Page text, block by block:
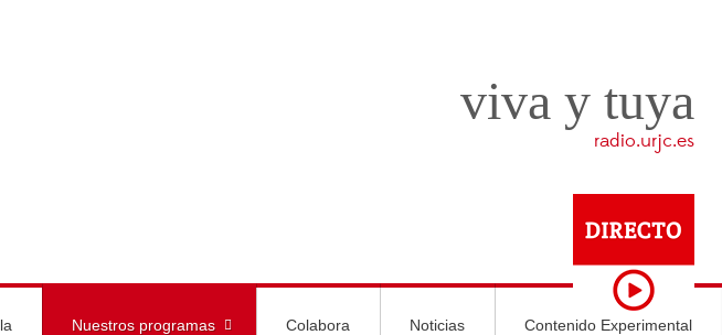
viva y tuya
radio.urjc.es
Nuestros programas Colabora Noticias Contenido Experimental